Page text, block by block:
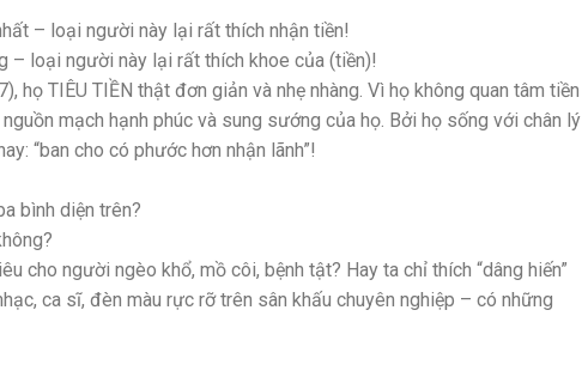
– loại người này lại rất thích nhận tiền!
– loại người này lại rất thích khoe của (tiền)!
họ TIÊU TIỀN thật đơn giản và nhẹ nhàng. Vì họ không quan tâm tiền
mạch hạnh phúc và sung sướng của họ. Bởi họ sống với chân lý
“ban cho có phước hơn nhận lãnh”!
bình diện trên?
cho người ngèo khổ, mồ côi, bệnh tật? Hay ta chỉ thích “dâng hiến”
ca sĩ, đèn màu rực rỡ trên sân khấu chuyên nghiệp – có những